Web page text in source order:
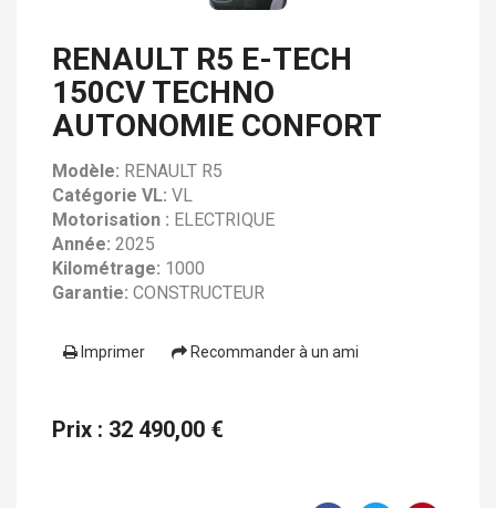
RENAULT R5 E-TECH
150CV TECHNO
AUTONOMIE CONFORT
Modèle: RENAULT R5
Catégorie VL: VL
Motorisation : ELECTRIQUE
Année: 2025
Kilométrage: 1000
Garantie: CONSTRUCTEUR
Imprimer Recommander à un ami
Prix : 32 490,00 €